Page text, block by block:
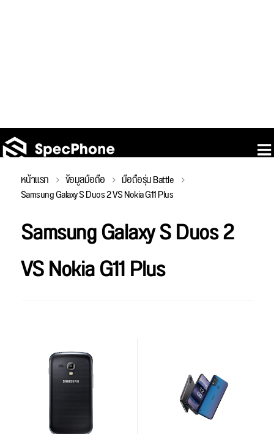
หน้าแรก ข้อมูลมือถือ มือถือรุ่น Battle
Samsung Galaxy S Duos 2 VS Nokia G11 Plus
Samsung Galaxy S Duos 2
VS Nokia G11 Plus